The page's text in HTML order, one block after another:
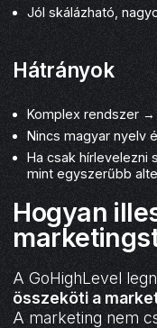
Jól skálázható,
Hátrányok
Komplex rendszer
Nincs magyar nyelv
Ha csak hírlevelezni
mint egyszerűbb
Hogyan
A GoHighLevel
összeköti a
A marketing nem